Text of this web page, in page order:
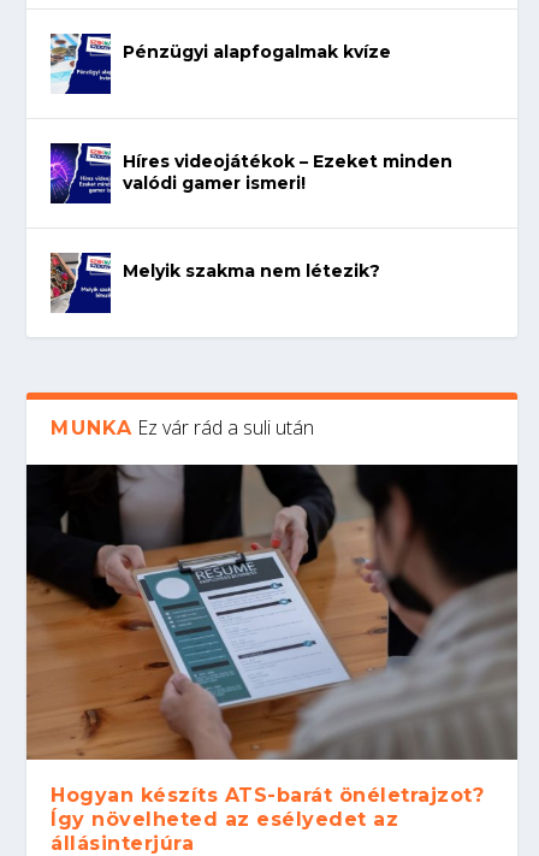
Pénzügyi alapfogalmak kvíze
Híres videojátékok – Ezeket minden
valódi gamer ismeri!
Melyik szakma nem létezik?
MUNKA Ez vár rád a suli után
Hogyan készíts ATS-barát önéletrajzot?
Így növelheted az esélyedet az
állásinterjúra